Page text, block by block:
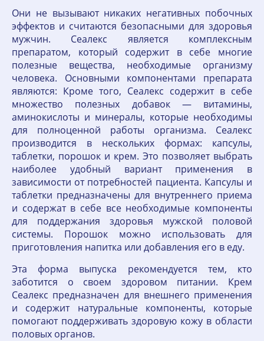
Они не вызывают никаких негативных побочных
эффектов и считаются безопасными для здоровья
мужчин. Сеалекс является комплексным
препаратом, который содержит в себе многие
полезные вещества, необходимые организму
человека. Основными компонентами препарата
являются: Кроме того, Сеалекс содержит в себе
множество полезных добавок — витамины,
аминокислоты и минералы, которые необходимы
для полноценной работы организма. Сеалекс
производится в нескольких формах: капсулы,
таблетки, порошок и крем. Это позволяет выбрать
наиболее удобный вариант применения в
зависимости от потребностей пациента. Капсулы и
таблетки предназначены для внутреннего приема
и содержат в себе все необходимые компоненты
для поддержания здоровья мужской половой
системы. Порошок можно использовать для
приготовления напитка или добавления его в еду.
Эта форма выпуска рекомендуется тем, кто
заботится о своем здоровом питании. Крем
Сеалекс предназначен для внешнего применения
и содержит натуральные компоненты, которые
помогают поддерживать здоровую кожу в области
половых органов.